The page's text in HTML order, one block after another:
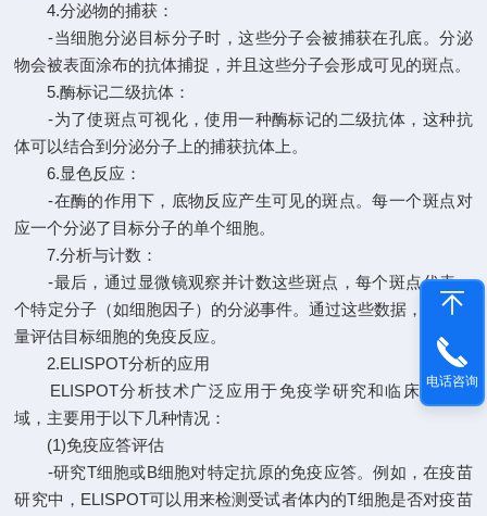
4.分泌物的捕获：
-当细胞分泌目标分子时，这些分子会被捕获在孔底。分泌
物会被表面涂布的抗体捕捉，并且这些分子会形成可见的斑点。
5.酶标记二级抗体：
-为了使斑点可视化，使用一种酶标记的二级抗体，这种抗
体可以结合到分泌分子上的捕获抗体上。
6.显色反应：
-在酶的作用下，底物反应产生可见的斑点。每一个斑点对
应一个分泌了目标分子的单个细胞。
7.分析与计数：
-最后，通过显微镜观察并计数这些斑点，每个斑点代表一
个特定分子（如细胞因子）的分泌事件。通过这些数据，可以定
量评估目标细胞的免疫反应。
2.ELISPOT分析的应用
ELISPOT分析技术广泛应用于免疫学研究和临床医学领
域，主要用于以下几种情况：
(1)免疫应答评估
-研究T细胞或B细胞对特定抗原的免疫应答。例如，在疫苗
研究中，ELISPOT可以用来检测受试者体内的T细胞是否对疫苗
电话咨询